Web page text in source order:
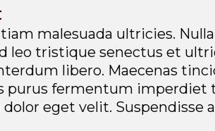
malesuada ultricies.
leo tristique senectus et
libero. Maecenas
purus fermentum imperdiet
eget velit. Suspendisse